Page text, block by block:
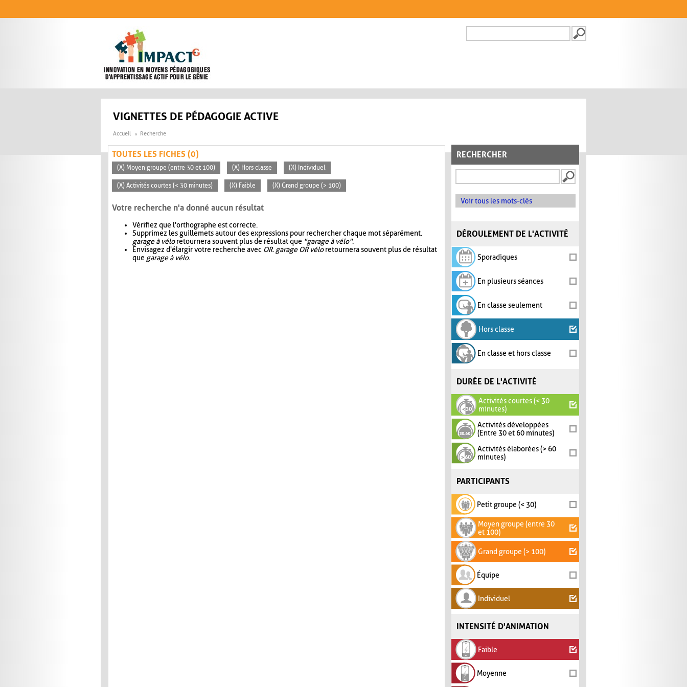
FORMULAIRE DE
VIGNETTES DE PÉDAGOGIE ACTIVE
Accueil Recherche
RECHERCHER
Voir tous les mots-clés
DÉROULEMENT DE L'ACTIVITÉ
Sporadiques
En plusieurs séances
En classe seulement
Hors classe
En classe et hors classe
DURÉE DE L'ACTIVITÉ
Activités courtes (< 30
minutes)
Activités développées
(Entre 30 et 60 minutes)
Activités élaborées (> 60
minutes)
PARTICIPANTS
Petit groupe (< 30)
Moyen groupe (entre 30
et 100)
Grand groupe (> 100)
Équipe
Individuel
INTENSITÉ D'ANIMATION
Faible
Moyenne
TOUTES LES FICHES (0)
(X) Moyen groupe (entre 30 et 100) (X) Hors classe (X) Individuel
(X) Activités courtes (< 30 minutes) (X) Faible (X) Grand groupe (> 100)
Votre recherche n'a donné aucun résultat
Vérifiez que l'orthographe est correcte.
Supprimez les guillemets autour des expressions pour rechercher chaque mot séparément.
garage à véloretournera souvent plus de résultat que "garage à vélo".
Envisagez d'élargir votre recherche avec OR. garage OR véloretournera souvent plus de résultat
que garage à vélo.